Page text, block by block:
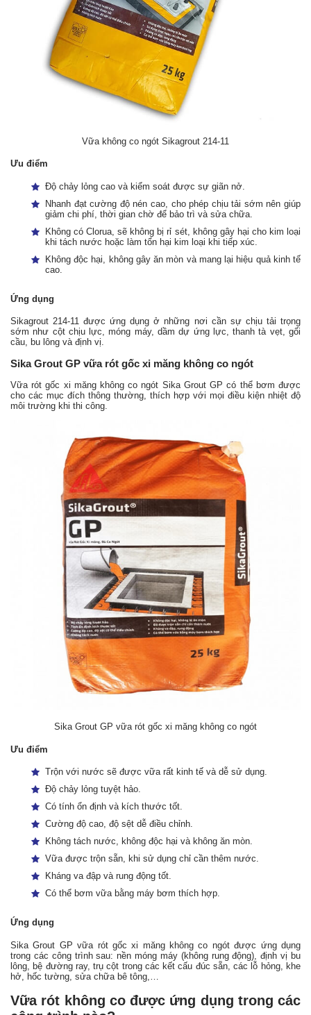
Vữa không co ngót Sikagrout 214-11
Ưu điểm
Độ chảy lỏng cao và kiểm soát được sự giãn nở.
Nhanh đạt cường độ nén cao, cho phép chịu tải sớm nên giúp
giảm chi phí, thời gian chờ để bảo trì và sửa chữa.
Không có Clorua, sẽ không bị rỉ sét, không gây hại cho kim loại
khi tách nước hoặc làm tổn hại kim loại khi tiếp xúc.
Không độc hại, không gây ăn mòn và mang lại hiệu quả kinh tế
cao.
Ứng dụng
Sikagrout 214-11 được ứng dụng ở những nơi cần sự chịu tải trọng
sớm như cột chịu lực, móng máy, dầm dự ứng lực, thanh tà vẹt, gối
cầu, bu lông và định vị.
Sika Grout GP vữa rót gốc xi măng không co ngót
Vữa rót gốc xi măng không co ngót Sika Grout GP có thể bơm được
cho các mục đích thông thường, thích hợp với mọi điều kiện nhiệt độ
môi trường khi thi công.
Sika Grout GP vữa rót gốc xi măng không co ngót
Ưu điểm
Trộn với nước sẽ được vữa rất kinh tế và dễ sử dụng.
Độ chảy lỏng tuyệt hảo.
Có tính ổn định và kích thước tốt.
Cường độ cao, độ sệt dễ điều chỉnh.
Không tách nước, không độc hại và không ăn mòn.
Vữa được trộn sẵn, khi sử dụng chỉ cần thêm nước.
Kháng va đập và rung động tốt.
Có thể bơm vữa bằng máy bơm thích hợp.
Ứng dụng
Sika Grout GP vữa rót gốc xi măng không co ngót được ứng dụng
trong các công trình sau: nền móng máy (không rung động), định vị bu
lông, bệ đường ray, trụ cột trong các kết cấu đúc sẵn, các lỗ hỏng, khe
hở, hốc tường, sửa chữa bê tông,…
Vữa rót không co được ứng dụng trong các